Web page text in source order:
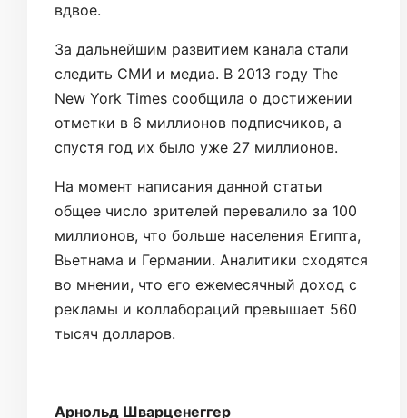
вдвое.
За дальнейшим развитием канала стали
следить СМИ и медиа. В 2013 году The
New York Times сообщила о достижении
отметки в 6 миллионов подписчиков, а
спустя год их было уже 27 миллионов.
На момент написания данной статьи
общее число зрителей перевалило за 100
миллионов, что больше населения Египта,
Вьетнама и Германии. Аналитики сходятся
во мнении, что его ежемесячный доход с
рекламы и коллабораций превышает 560
тысяч долларов.
Арнольд Шварценеггер